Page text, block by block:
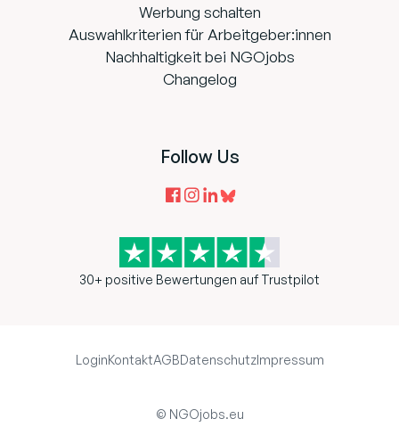
Werbung schalten
Auswahlkriterien für Arbeitgeber:innen
Nachhaltigkeit bei NGOjobs
Changelog
Follow Us
30+ positive Bewertungen auf Trustpilot
LoginKontaktAGBDatenschutzImpressum
© NGOjobs.eu